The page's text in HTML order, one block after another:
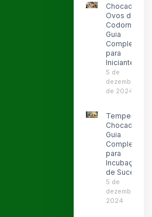
Chocadeira
Ovos de
Codorna:
Guia
Completo
para
Iniciantes
5 de
dezembro
de 2024
Temperatura
Chocadeira:
Guia
Completo
para
Incubação
de Sucesso
5 de
dezembro de
2024